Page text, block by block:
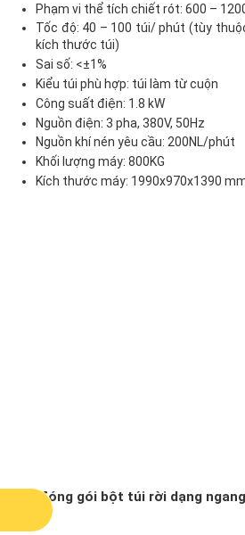
Phạm vi thể tích chiết rót: 600 –
Tốc độ: 40 – 100 túi/ phút (tùy
kích thước túi)
Sai số: <±1%
Kiểu túi phù hợp: túi làm từ cuộn
Công suất điện: 1.8 kW
Nguồn điện: 3 pha, 380V, 50Hz
Nguồn khí nén yêu cầu: 200NL/phút
Khối lượng máy: 800KG
Kích thước máy: 1990x970x1390
Máy đóng gói bột túi rời dạng ngang